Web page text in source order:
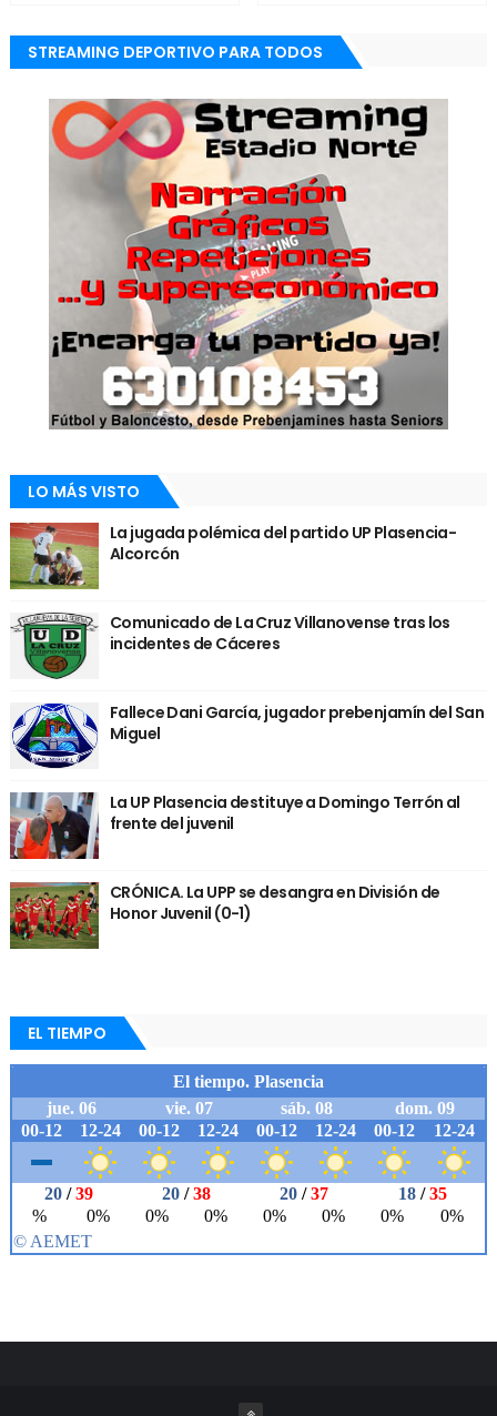
STREAMING DEPORTIVO PARA TODOS
LO MÁS VISTO
La jugada polémica del partido UP Plasencia-
Alcorcón
Comunicado de La Cruz Villanovense tras los
incidentes de Cáceres
Fallece Dani García, jugador prebenjamín del San
Miguel
La UP Plasencia destituye a Domingo Terrón al
frente del juvenil
CRÓNICA. La UPP se desangra en División de
Honor Juvenil (0-1)
EL TIEMPO